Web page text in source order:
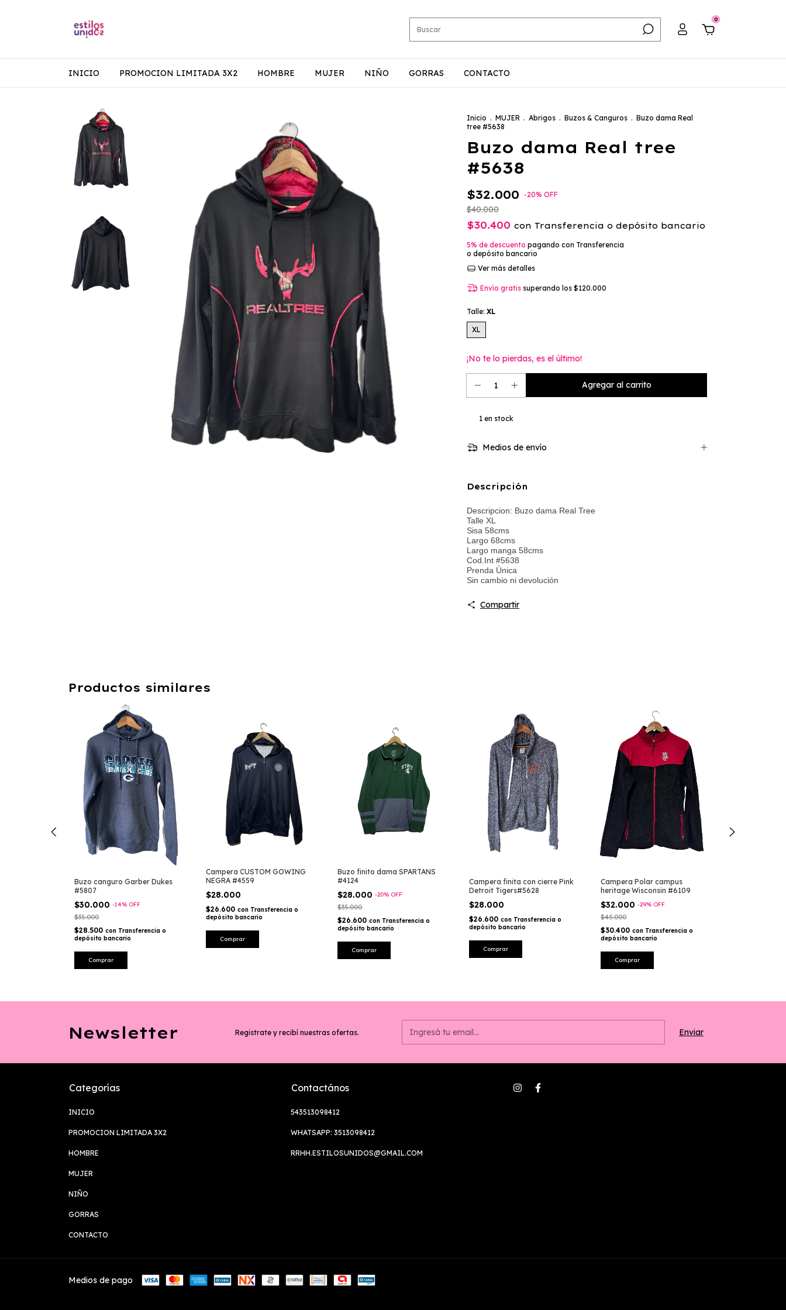
0
INICIO PROMOCION LIMITADA 3X2 HOMBRE MUJER NIÑO GORRAS CONTACTO
Inicio . MUJER . Abrigos . Buzos & Canguros . Buzo dama Real
tree #5638
Buzo dama Real tree
#5638
$32.000 -20% OFF
$40.000
$30.400 con Transferencia o depósito bancario
5% de descuento pagando con Transferencia
o depósito bancario
Ver más detalles
Envío gratis superando los $120.000
Talle: XL
XL
¡No te lo pierdas, es el último!
1 en stock
Medios de envío
Descripción
Descripcion: Buzo dama Real Tree
Talle XL
Sisa 58cms
Largo 68cms
Largo manga 58cms
Cod.Int #5638
Prenda Única
Sin cambio ni devolución
Compartir
Productos similares
Buzo canguro Garber Dukes
#5807
$30.000 -14% OFF
$35.000
$28.500 con Transferencia o
depósito bancario
Comprar
Campera CUSTOM GOWING
NEGRA #4559
$28.000
$26.600 con Transferencia o
depósito bancario
Comprar
Buzo finito dama SPARTANS
#4124
$28.000 -20% OFF
$35.000
$26.600 con Transferencia o
depósito bancario
Comprar
Campera finita con cierre Pink
Detroit Tigers#5628
$28.000
$26.600 con Transferencia o
depósito bancario
Comprar
Campera Polar campus
heritage Wisconsin #6109
$32.000 -29% OFF
$45.000
$30.400 con Transferencia o
depósito bancario
Comprar
Newsletter Registrate y recibí nuestras ofertas.
Categorías
INICIO
PROMOCION LIMITADA 3X2
HOMBRE
MUJER
NIÑO
GORRAS
CONTACTO
Contactános
543513098412
WHATSAPP: 3513098412
RRHH.ESTILOSUNIDOS@GMAIL.COM
Medios de pago